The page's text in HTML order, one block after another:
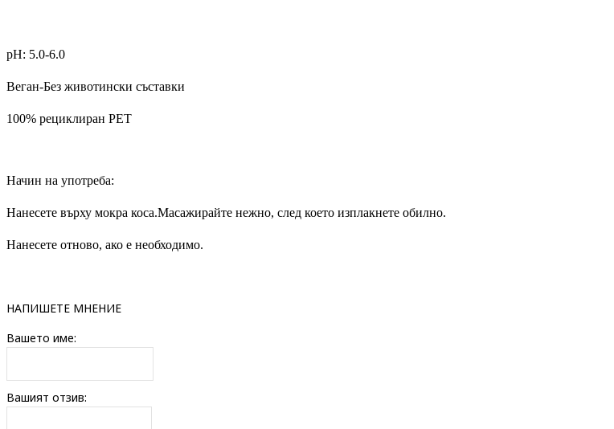
pH: 5.0-6.0
Веган-Без животински съставки
100% рециклиран PET
Начин на употреба:
Нанесете върху мокра коса.Масажирайте нежно, след което изплакнете обилно.
Нанесете отново, ако е необходимо.
НАПИШЕТЕ МНЕНИЕ
Вашето име:
Вашият отзив: